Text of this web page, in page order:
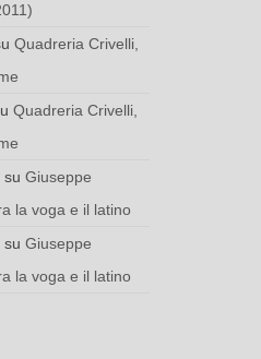
Quadreria Crivelli,
Quadreria Crivelli,
su Giuseppe
la voga e il latino
su Giuseppe
la voga e il latino